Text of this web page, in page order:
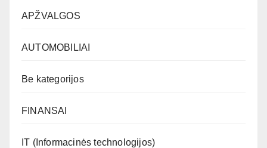
APŽVALGOS
AUTOMOBILIAI
Be kategorijos
FINANSAI
IT (Informacinės technologijos)